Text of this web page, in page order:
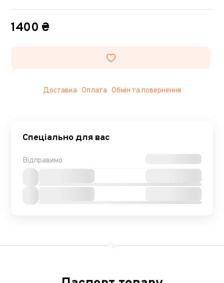
1400 ₴
Доставка Оплата Обмін та повернення
Спеціально для вас
Відправимо